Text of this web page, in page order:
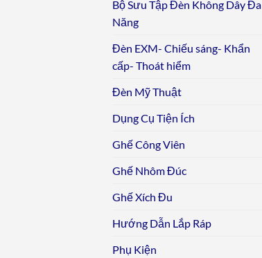
Bộ Sưu Tập Đèn Không Dây Đa
Năng
Đèn EXM- Chiếu sáng- Khẩn
cấp- Thoát hiểm
Đèn Mỹ Thuật
Dụng Cụ Tiện Ích
Ghế Công Viên
Ghế Nhôm Đúc
Ghế Xích Đu
Hướng Dẫn Lắp Ráp
Phụ Kiện